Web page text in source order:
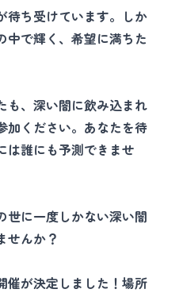
待ち受けています。しか
中で輝く、希望に満ちた
も、深い闇に飲み込まれ
加ください。あなたを待
は誰にも予測できませ
世に一度しかない深い闇
せんか？
催が決定しました！場所